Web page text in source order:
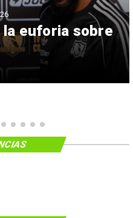
la euforia sobre